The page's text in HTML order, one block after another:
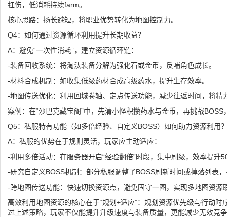
扛伤，低消耗持续farm。
核心思路：扬长避短，将职业优势转化为地图控制力。
Q4：如何通过资源循环利用提升长期收益？
A：避免“一次性消耗”，建立资源循环链：
-装备回收系统：将淘汰装备分解为强化石或金币，反哺角色成长。
-材料合成机制：如收集低级药材合成高级药水，提升生存效率。
-地图传送优化：利用回城卷轴、定点传送功能，减少往返时间，将精
案例：在“沙巴克藏宝阁”中，先清小怪积攒药水与金币，再挑战BOSS
Q5：私服特有功能（如多倍经验、自定义BOSS）如何助力资源利用
A：私服的优势在于规则灵活，玩家应主动适应：
-利用多倍活动：在服务器开启“经验翻倍”时段，集中刷级，效率提升
-研究自定义BOSS机制：部分私服调整了BOSS刷新时间或掉落列表
-跨地图传送功能：快速切换资源点，避免固守一图，实现多地图资源
高效利用地图资源的核心在于“规划+适应”：规划资源优先级与行动
过上述策略，玩家不仅能提升升级速度与装备质量，更能减少无效竞